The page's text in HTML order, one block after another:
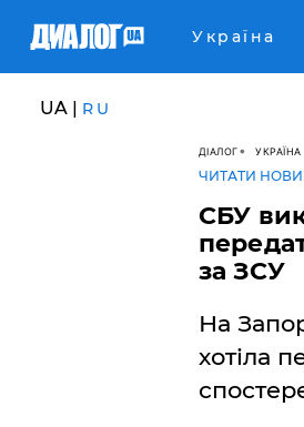
Україна
UA | RU
ДІАЛОГ УКРАЇНА
ЧИТАТИ
СБУ
за ЗСУ
На
хотіла